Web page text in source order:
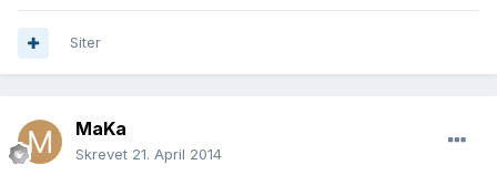
Siter
MaKa
Skrevet 21. April 2014